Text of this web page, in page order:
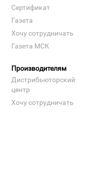
Сертификат
Газета
Хочу сотрудничать
Газета МСК
Производителям
Дистрибьюторский
центр
Хочу сотрудничать